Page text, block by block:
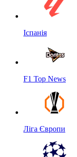
Іспанія
F1 Top News
Ліга Європи